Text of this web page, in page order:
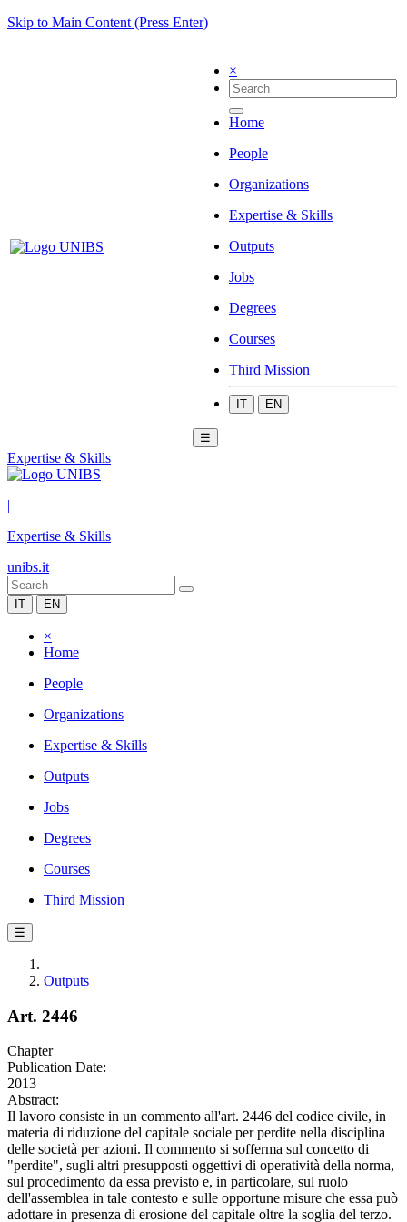
Skip to Main Content (Press Enter)
×
Home
People
Organizations
Expertise & Skills
Outputs
Jobs
Degrees
Courses
Third Mission
IT EN
☰
Expertise & Skills
|
Expertise & Skills
unibs.it
IT EN
×
Home
People
Organizations
Expertise & Skills
Outputs
Jobs
Degrees
Courses
Third Mission
☰
Outputs
Art. 2446
Chapter
Publication Date:
2013
Abstract:
Il lavoro consiste in un commento all'art. 2446 del codice civile, in
materia di riduzione del capitale sociale per perdite nella disciplina
delle società per azioni. Il commento si sofferma sul concetto di
"perdite", sugli altri presupposti oggettivi di operatività della norma,
sul procedimento da essa previsto e, in particolare, sul ruolo
dell'assemblea in tale contesto e sulle opportune misure che essa può
adottare in presenza di erosione del capitale oltre la soglia del terzo.